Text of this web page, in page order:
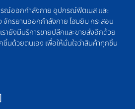
รณ์ออกกำลังกาย อุปกรณ์ฟิตเนส และ
กรยานออกกำลังกาย โฮมยิม กระสอบ
ายังมีบริการขายปลีกและขายส่งอีกด้วย
ชิ้นด้วยตนเอง เพื่อให้มั่นใจว่าสินค้าทุกชิ้น